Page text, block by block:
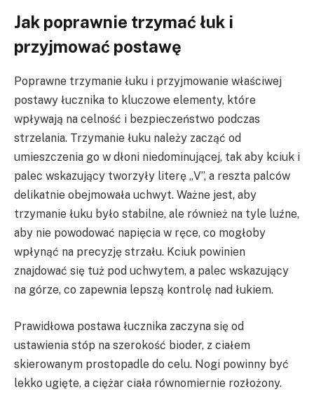
Jak poprawnie trzymać łuk i
przyjmować postawę
Poprawne trzymanie łuku i przyjmowanie właściwej
postawy łucznika to kluczowe elementy, które
wpływają na celność i bezpieczeństwo podczas
strzelania. Trzymanie łuku należy zacząć od
umieszczenia go w dłoni niedominującej, tak aby kciuk i
palec wskazujący tworzyły literę „V”, a reszta palców
delikatnie obejmowała uchwyt. Ważne jest, aby
trzymanie łuku było stabilne, ale również na tyle luźne,
aby nie powodować napięcia w ręce, co mogłoby
wpłynąć na precyzję strzału. Kciuk powinien
znajdować się tuż pod uchwytem, a palec wskazujący
na górze, co zapewnia lepszą kontrolę nad łukiem.
Prawidłowa postawa łucznika zaczyna się od
ustawienia stóp na szerokość bioder, z ciałem
skierowanym prostopadle do celu. Nogi powinny być
lekko ugięte, a ciężar ciała równomiernie rozłożony.